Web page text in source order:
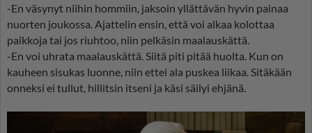
-En väsynyt niihin hommiin, jaksoin yllättävän hyvin painaa
nuorten joukossa. Ajattelin ensin, että voi alkaa kolottaa
paikkoja tai jos riuhtoo, niin pelkäsin maalauskättä.
-En voi uhrata maalauskättä. Siitä piti pitää huolta. Kun on
kauheen sisukas luonne, niin ettei ala puskea liikaa. Sitäkään
onneksi ei tullut, hillitsin itseni ja käsi säilyi ehjänä.